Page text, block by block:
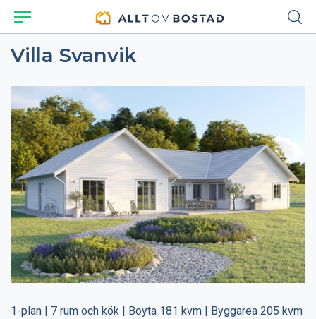
Villa Svanvik
1-plan | 7 rum och kök | Boyta 181 kvm | Byggarea 205 kvm